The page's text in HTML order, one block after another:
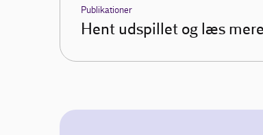
Publikationer
Hent udspillet og læs mere